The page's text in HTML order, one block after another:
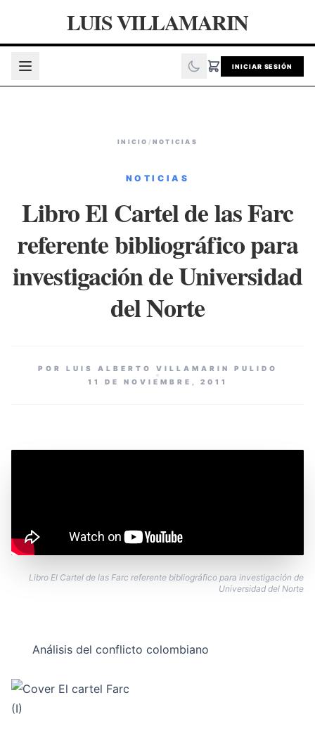
LUIS VILLAMARIN
INICIAR SESIÓN
INICIO / NOTICIAS
NOTICIAS
Libro El Cartel de las Farc
referente bibliográfico para
investigación de Universidad
del Norte
POR LUIS ALBERTO VILLAMARIN PULIDO
11 DE NOVIEMBRE, 2011
Libro El Cartel de las Farc referente bibliográfico para investigación de
Universidad del Norte
Análisis del conflicto colombiano